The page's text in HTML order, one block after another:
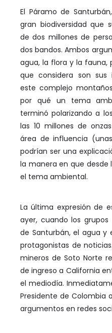
El Páramo de
gran biodiversidad que
de dos millones de
dos bandos. Ambos
agua, la flora y la fauna,
que considera son sus
este complejo
por qué un tema
terminó polarizando a
las 10 millones de
área de influencia
podrían ser una
la manera en que
el tema ambiental.
La última expresión de
ayer, cuando los
de Santurbán, el agua
protagonistas de
mineros de Soto Norte
de ingreso a California
el mediodía.
Presidente de Colombia
argumentos en redes